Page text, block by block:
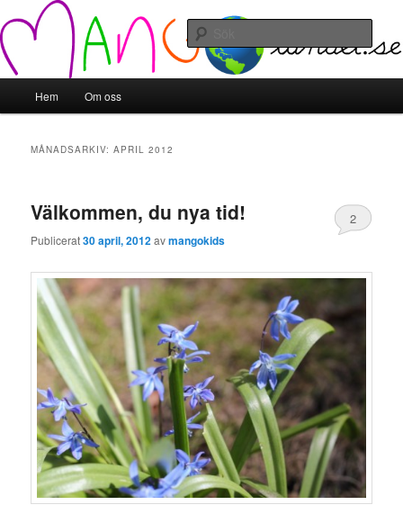
till
primärt
innehåll
till
sekundärt
innehållMangolandet
Hem Om oss
MÅNADSARKIV:APRIL 2012
Välkommen, du nya tid!
Publicerat30 april, 2012avmangokids
2